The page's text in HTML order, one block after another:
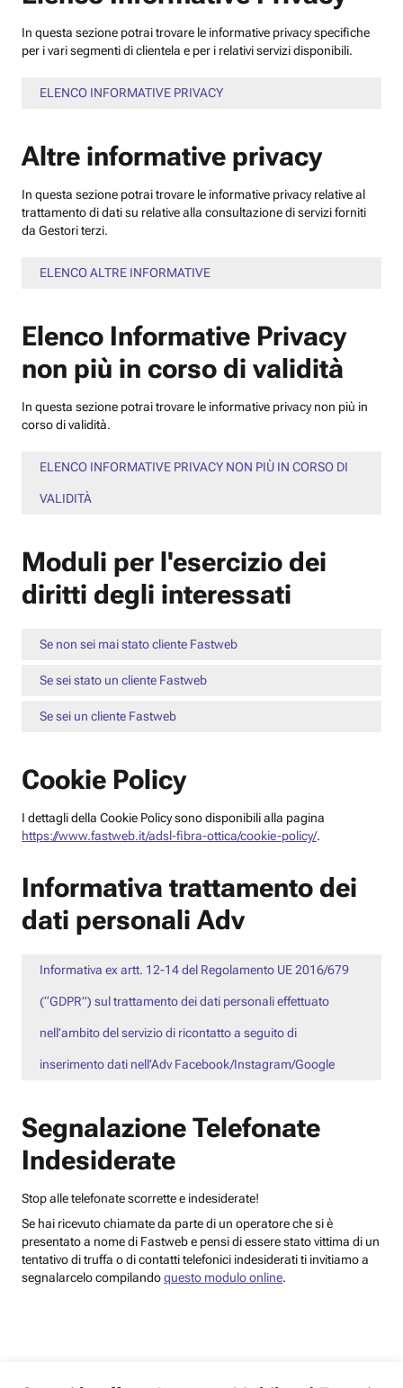
In questa sezione potrai trovare le informative privacy specifiche
per i vari segmenti di clientela e per i relativi servizi disponibili.
ELENCO INFORMATIVE PRIVACY
Altre informative privacy
In questa sezione potrai trovare le informative privacy relative al
trattamento di dati su relative alla consultazione di servizi forniti
da Gestori terzi.
ELENCO ALTRE INFORMATIVE
Elenco Informative Privacy
non più in corso di validità
In questa sezione potrai trovare le informative privacy non più in
corso di validità.
ELENCO INFORMATIVE PRIVACY NON PIÙ IN CORSO DI
VALIDITÀ
Moduli per l'esercizio dei
diritti degli interessati
Se non sei mai stato cliente Fastweb
Se sei stato un cliente Fastweb
Se sei un cliente Fastweb
Cookie Policy
I dettagli della Cookie Policy sono disponibili alla pagina
https://www.fastweb.it/adsl-fibra-ottica/cookie-policy/.
Informativa trattamento dei
dati personali Adv
Informativa ex artt. 12-14 del Regolamento UE 2016/679
(“GDPR”) sul trattamento dei dati personali effettuato
nell’ambito del servizio di ricontatto a seguito di
inserimento dati nell’Adv Facebook/Instagram/Google
Segnalazione Telefonate
Indesiderate
Stop alle telefonate scorrette e indesiderate!
Se hai ricevuto chiamate da parte di un operatore che si è
presentato a nome di Fastweb e pensi di essere stato vittima di un
tentativo di truffa o di contatti telefonici indesiderati ti invitiamo a
segnalarcelo compilandoquesto modulo online.